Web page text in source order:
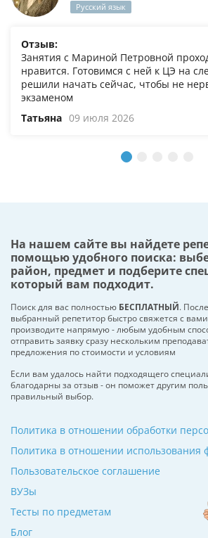
Русский язык
Отзыв:
Занятия с Мариной Петровной
нравится. Готовимся с ней к ЦЭ на
решили начать сейчас, чтобы не
экзаменом
Татьяна 09 июля 2026
На нашем сайте вы найдете
помощью удобного поиска:
район, предмет и подберите
который вам подходит.
Поиск для вас полностью БЕСПЛАТНЫЙ.
выбранный репетитор быстро свяжется с
производите напрямую - любым удобным
отправить заявку сразу нескольким
предложения по стоимости и условиям
Если вам удалось найти подходящего
благодарны за отзыв - он поможет другим
правильный выбор.
ВУЗы
Тесты по предметам
Блог
Политика в отношении обработки
Политика в отношении использования
Пользовательское соглашение